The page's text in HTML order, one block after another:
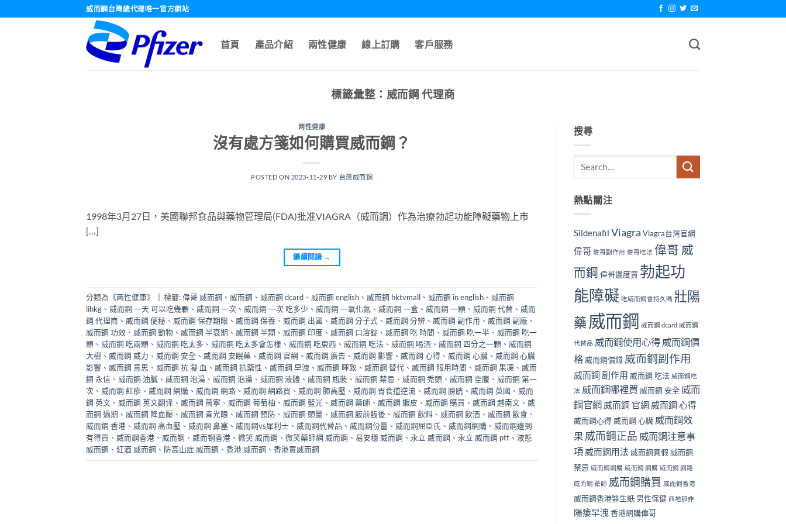
威而鋼台灣總代理唯一官方網站
首頁 產品介紹 兩性健康 線上訂購 客戶服務
標籤彙整： 威而鋼 代理商
两性健康
沒有處方箋如何購買威而鋼？
POSTED ON 2023-11-29 BY 台灣威而鋼
1998年3月27日，美國聯邦食品與藥物管理局(FDA)批准VIAGRA（威而鋼）作為治療勃起功能障礙藥物上市
[…]
繼續閱讀 →
分類為《两性健康》 標籤:偉哥 威而鋼 、 威而鋼 、 威而鋼 dcard 、 威而鋼 english 、 威而鋼 hktvmall 、 威而鋼 in english 、 威而鋼
lihkg 、 威而鋼 一天 可以吃幾顆 、 威而鋼 一次 、 威而鋼 一次 吃多少 、 威而鋼 一氧化氮 、 威而鋼 一盒 、 威而鋼 一顆 、 威而鋼 代替 、 威而
鋼 代理商 、 威而鋼 便秘 、 威而鋼 保存期限 、 威而鋼 保養 、 威而鋼 出國 、 威而鋼 分子式 、 威而鋼 分辨 、 威而鋼 副作用 、 威而鋼 副廠 、
威而鋼 功效 、 威而鋼 動物 、 威而鋼 半衰期 、 威而鋼 半顆 、 威而鋼 印度 、 威而鋼 口溶錠 、 威而鋼 吃 時間 、 威而鋼 吃一半 、 威而鋼 吃一
顆 、 威而鋼 吃兩顆 、 威而鋼 吃太多 、 威而鋼 吃太多會怎樣 、 威而鋼 吃東西 、 威而鋼 吃法 、 威而鋼 喝酒 、 威而鋼 四分之一顆 、 威而鋼
大樹 、 威而鋼 威力 、 威而鋼 安全 、 威而鋼 安眠藥 、 威而鋼 官網 、 威而鋼 廣告 、 威而鋼 影響 、 威而鋼 心得 、 威而鋼 心臟 、 威而鋼 心臟
影響 、 威而鋼 意思 、 威而鋼 抗 凝 血 、 威而鋼 抗藥性 、 威而鋼 早洩 、 威而鋼 暉致 、 威而鋼 替代 、 威而鋼 服用時間 、 威而鋼 果凍 、 威而
鋼 永信 、 威而鋼 油膩 、 威而鋼 泡湯 、 威而鋼 泡澡 、 威而鋼 液體 、 威而鋼 瓶裝 、 威而鋼 禁忌 、 威而鋼 禿頭 、 威而鋼 空腹 、 威而鋼 第一
次 、 威而鋼 紅疹 、 威而鋼 網購 、 威而鋼 網路 、 威而鋼 網路買 、 威而鋼 肺高壓 、 威而鋼 胃食道逆流 、 威而鋼 膀胱 、 威而鋼 英國 、 威而
鋼 英文 、 威而鋼 英文翻译 、 威而鋼 萬寧 、 威而鋼 葡萄柚 、 威而鋼 藍光 、 威而鋼 藥師 、 威而鋼 蝦皮 、 威而鋼 購買 、 威而鋼 越南文 、 威
而鋼 過期 、 威而鋼 降血壓 、 威而鋼 青光眼 、 威而鋼 預防 、 威而鋼 頭暈 、 威而鋼 飯前飯後 、 威而鋼 飲料 、 威而鋼 飲酒 、 威而鋼 飲食 、
威而鋼 香港 、 威而鋼 高血壓 、 威而鋼 鼻塞 、 威而鋼vs犀利士 、 威而鋼代替品 、 威而鋼份量 、 威而鋼屈臣氏 、 威而鋼網購 、 威而鋼邊到
有得買 、 威而鋼香港 、 威而钢 、 威而钢香港 、 微笑 威而鋼 、 微笑藥師網 威而鋼 、 易安穩 威而鋼 、 永立 威而鋼 、 永立 威而鋼 ptt 、 液態
威而鋼 、 紅酒 威而鋼 、 防高山症 威而鋼 、 香港 威而鋼 、 香港買威而鋼
搜尋
熱點關注
Sildenafil Viagra Viagra台灣官網
偉哥 偉哥副作用 偉哥吃法 偉哥 威
而鋼 偉哥邊度買 勃起功
能障礙 吃威而鋼會持久嗎 壯陽
藥 威而鋼 威而鋼 dcard 威而鋼
代替品 威而鋼使用心得 威而鋼價
格 威而鋼價錢 威而鋼副作用
威而鋼 副作用 威而鋼 吃法 威而鋼吃
法 威而鋼哪裡買 威而鋼 安全 威而
鋼官網 威而鋼 官網 威而鋼 心得
威而鋼心得 威而鋼 心臟 威而鋼效
果 威而鋼正品 威而鋼注意事
項 威而鋼用法 威而鋼真假 威而鋼
禁忌 威而鋼網購 威而鋼 網購 威而鋼 網路
威而鋼 藥師 威而鋼購買 威而鋼香港
威而鋼香港醫生紙 男性保健 西地那非
陽痿早洩 香港網購偉哥